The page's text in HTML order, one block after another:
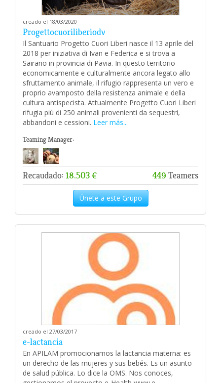
creado el 18/03/2020
Progettocuoriliberiodv
Il Santuario Progetto Cuori Liberi nasce il 13 aprile del
2018 per iniziativa di Ivan e Federica e si trova a
Sairano in provincia di Pavia. In questo territorio
economicamente e culturalmente ancora legato allo
sfruttamento animale, il rifugio rappresenta un vero e
proprio avamposto della resistenza animale e della
cultura antispecista. Attualmente Progetto Cuori Liberi
rifugia più di 250 animali provenienti da sequestri,
abbandoni e cessioni. Leer más...
Teaming Manager:
Recaudado: 18.503 € 449 Teamers
Únete a este Grupo
creado el 27/03/2017
e-lactancia
En APILAM promocionamos la lactancia materna: es
un derecho de las mujeres y sus bebés. Es un asunto
de salud pública. Lo dice la OMS. Nos conoces,